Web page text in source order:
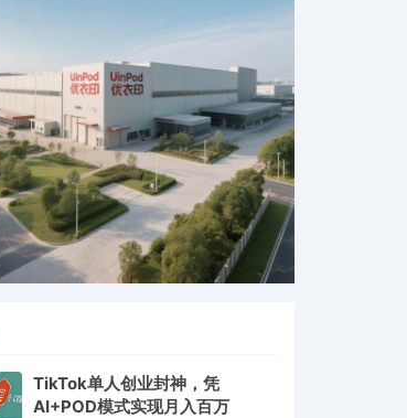
TikTok单人创业封神，凭
AI+POD模式实现月入百万